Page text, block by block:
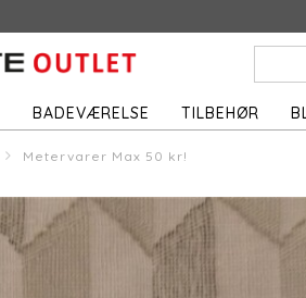
BADEVÆRELSE TILBEHØR
Metervarer Max 50 kr!